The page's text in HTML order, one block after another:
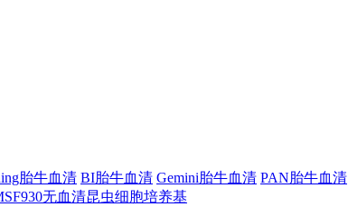
胎牛血清 BI胎牛血清 Gemini胎牛血清 PAN胎牛血清
无血清昆虫细胞培养基